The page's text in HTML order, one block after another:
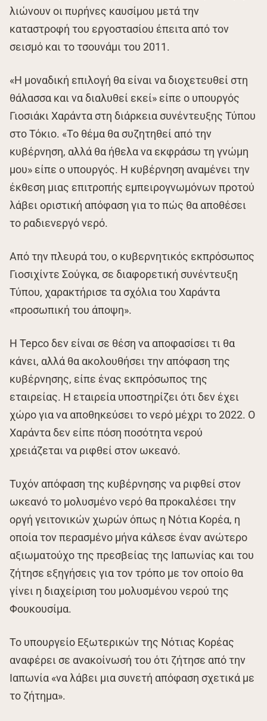
λιώνουν οι πυρήνες καυσίμου μετά την
καταστροφή του εργοστασίου έπειτα από τον
σεισμό και το τσουνάμι του 2011.
«Η μοναδική επιλογή θα είναι να διοχετευθεί στη
θάλασσα και να διαλυθεί εκεί» είπε ο υπουργός
Γιοσιάκι Χαράντα στη διάρκεια συνέντευξης Τύπου
στο Τόκιο. «Το θέμα θα συζητηθεί από την
κυβέρνηση, αλλά θα ήθελα να εκφράσω τη γνώμη
μου» είπε ο υπουργός. Η κυβέρνηση αναμένει την
έκθεση μιας επιτροπής εμπειρογνωμόνων προτού
λάβει οριστική απόφαση για το πώς θα αποθέσει
το ραδιενεργό νερό.
Από την πλευρά του, ο κυβερνητικός εκπρόσωπος
Γιοσιχίντε Σούγκα, σε διαφορετική συνέντευξη
Τύπου, χαρακτήρισε τα σχόλια του Χαράντα
«προσωπική του άποψη».
Η Tepco δεν είναι σε θέση να αποφασίσει τι θα
κάνει, αλλά θα ακολουθήσει την απόφαση της
κυβέρνησης, είπε ένας εκπρόσωπος της
εταιρείας. Η εταιρεία υποστηρίζει ότι δεν έχει
χώρο για να αποθηκεύσει το νερό μέχρι το 2022. Ο
Χαράντα δεν είπε πόση ποσότητα νερού
χρειάζεται να ριφθεί στον ωκεανό.
Τυχόν απόφαση της κυβέρνησης να ριφθεί στον
ωκεανό το μολυσμένο νερό θα προκαλέσει την
οργή γειτονικών χωρών όπως η Νότια Κορέα, η
οποία τον περασμένο μήνα κάλεσε έναν ανώτερο
αξιωματούχο της πρεσβείας της Ιαπωνίας και του
ζήτησε εξηγήσεις για τον τρόπο με τον οποίο θα
γίνει η διαχείριση του μολυσμένου νερού της
Φουκουσίμα.
Το υπουργείο Εξωτερικών της Νότιας Κορέας
αναφέρει σε ανακοίνωσή του ότι ζήτησε από την
Ιαπωνία «να λάβει μια συνετή απόφαση σχετικά με
το ζήτημα».